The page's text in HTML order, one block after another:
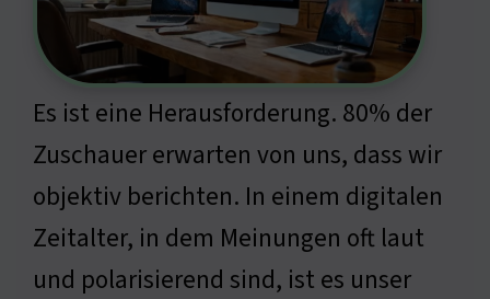
Es ist eine Herausforderung. 80% der
Zuschauer erwarten von uns, dass wir
objektiv berichten. In einem digitalen
Zeitalter, in dem Meinungen oft laut
und polarisierend sind, ist es unser